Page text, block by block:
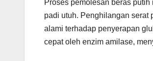
Proses pemolesan beras
padi utuh. Penghilangan serat
alami terhadap penyerapan
cepat oleh enzim amilase,